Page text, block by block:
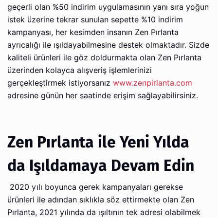
geçerli olan %50 indirim uygulamasının yanı sıra yoğun
istek üzerine tekrar sunulan sepette %10 indirim
kampanyası, her kesimden insanın Zen Pırlanta
ayrıcalığı ile ışıldayabilmesine destek olmaktadır. Sizde
kaliteli ürünleri ile göz doldurmakta olan Zen Pırlanta
üzerinden kolayca alışveriş işlemlerinizi
gerçekleştirmek istiyorsanız www.zenpirlanta.com
adresine günün her saatinde erişim sağlayabilirsiniz.
Zen Pırlanta ile Yeni Yılda
da Işıldamaya Devam Edin
2020 yılı boyunca gerek kampanyaları gerekse
ürünleri ile adından sıklıkla söz ettirmekte olan Zen
Pırlanta, 2021 yılında da ışıltının tek adresi olabilmek